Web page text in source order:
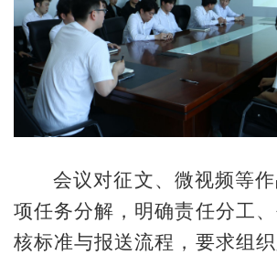
会议对征文、微视频等
项任务分解，明确责任分工
核标准与报送流程，要求组